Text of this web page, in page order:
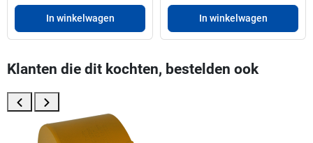
In winkelwagen In winkelwagen
Klanten die dit kochten, bestelden ook